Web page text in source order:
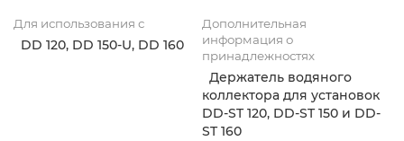
Для использования с
DD 120, DD 150-U, DD 160
Дополнительная
информация о
принадлежностях
Держатель водяного
коллектора для установок
DD-ST 120, DD-ST 150 и DD-
ST 160